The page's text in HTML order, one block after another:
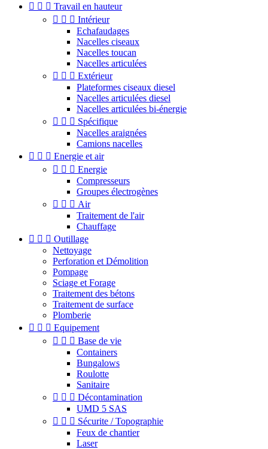
   Travail en hauteur
   Intérieur
Echafaudages
Nacelles ciseaux
Nacelles toucan
Nacelles articulées
   Extérieur
Plateformes ciseaux diesel
Nacelles articulées diesel
Nacelles articulées bi-énergie
   Spécifique
Nacelles araignées
Camions nacelles
   Energie et air
   Energie
Compresseurs
Groupes électrogènes
   Air
Traitement de l'air
Chauffage
   Outillage
Nettoyage
Perforation et Démolition
Pompage
Sciage et Forage
Traitement des bétons
Traitement de surface
Plomberie
   Equipement
   Base de vie
Containers
Bungalows
Roulotte
Sanitaire
   Décontamination
UMD 5 SAS
   Sécurite / Topographie
Feux de chantier
Laser